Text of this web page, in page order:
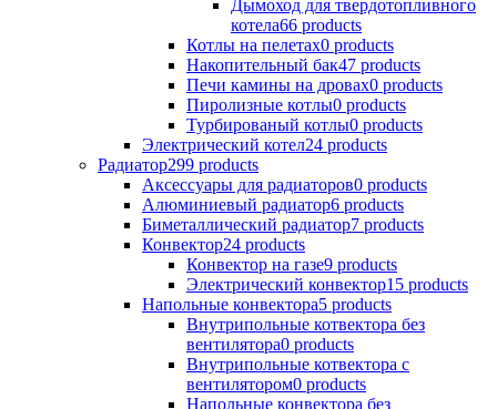
Дымоход для твердотопливного
котела66 products
Котлы на пелетах0 products
Накопительный бак47 products
Печи камины на дровах0 products
Пиролизные котлы0 products
Турбированый котлы0 products
Электрический котел24 products
Радиатор299 products
Аксессуары для радиаторов0 products
Алюминиевый радиатор6 products
Биметаллический радиатор7 products
Конвектор24 products
Конвектор на газе9 products
Электрический конвектор15 products
Напольные конвектора5 products
Внутрипольные котвектора без
вентилятора0 products
Внутрипольные котвектора с
вентилятором0 products
Напольные конвектора без